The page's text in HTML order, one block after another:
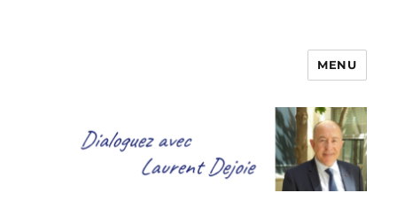
Dialoguez avec Laurent Dejoie
MENU